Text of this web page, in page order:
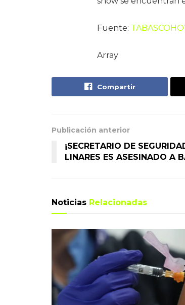
Fuente:
Array
Compartir
Publicación anterior
¡SECRETARIO DE
LINARES ES ASESINADO A
Noticias Relacionadas